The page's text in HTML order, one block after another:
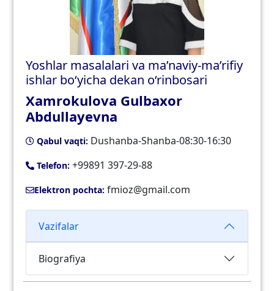
Yoshlar masalalari va ma’naviy-ma’rifiy
ishlar bo‘yicha dekan o‘rinbosari
Xamrokulova Gulbaxor
Abdullayevna
Qabul vaqti: Dushanba-Shanba-08:30-16:30
Telefon: +99891 397-29-88
Elektron pochta: fmioz@gmail.com
Vazifalar
Biografiya